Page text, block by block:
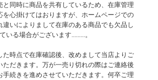
と同時に商品を共有しているため、在庫管理
を心掛けてはおりますが、ホームページでの
違いによりまして在庫のある商品でも欠品し
ている場合がございます.........。
た時点で在庫確認後、改めまして当店よりご
ただきます。万が一売り切れの際はご連絡後
手続きを進めさせていただきます。何卒ご理